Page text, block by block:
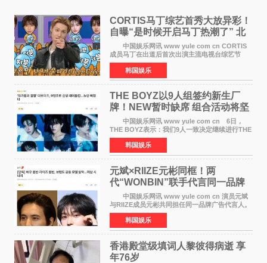
CORTIS马丁综艺首秀大放异彩！
自曝“是时候开启马丁热潮了” 北
美巡演火热进行中
中国娱乐网讯 www yule com cn CORTIS
成员马丁在出道后首次出演主流电视台综艺节
目，展现了多才多艺的魅力。 马丁出演了5日
播出的MBC《Radio Star》Fashion与Passion
之间，I&lsquo;m
韩国娱乐
THE BOYZ以9人组签约新生厂
牌！NEW暂时缺席 组合活动将坚
定不移继续
中国娱乐网讯 www yule com cn 6日，
THE BOYZ表示：我们9人一致决定继续进行THE
BOYZ组合活动，并且已经完成了组合团体活动
签约。目前正在新生厂牌下进行活动准备。尚未
离开THE BOYZ原所
韩国娱乐
元斌×RIIZE元彬同框！两
代“WONBIN”联手代言同一品牌
颜值天花板合体
中国娱乐网讯 www yule com cn 演员元斌
与RIIZE成员元彬共同担任同一品牌广告代言人。
6日据独家报道，继演员元斌之后，RIIZE元彬最
近也被选为某在线中介平台A公司的共同广告代言
人，两人将作
韩国娱乐
香港殿堂级填词人黎彼得病逝 享
年76岁​